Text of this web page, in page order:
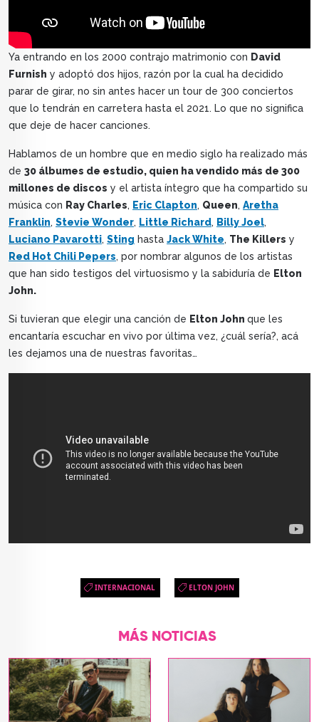
Ya entrando en los 2000 contrajo matrimonio con David
Furnish y adoptó dos hijos, razón por la cual ha decidido
parar de girar, no sin antes hacer un tour de 300 conciertos
que lo tendrán en carretera hasta el 2021. Lo que no significa
que deje de hacer canciones.
Hablamos de un hombre que en medio siglo ha realizado más
de 30 álbumes de estudio, quien ha vendido más de 300
millones de discos y el artista íntegro que ha compartido su
música con Ray Charles, Eric Clapton, Queen, Aretha
Franklin, Stevie Wonder, Little Richard, Billy Joel,
Luciano Pavarotti, Sting hasta Jack White, The Killers y
Red Hot Chili Pepers, por nombrar algunos de los artistas
que han sido testigos del virtuosismo y la sabiduría de Elton
John.
Si tuvieran que elegir una canción de Elton John que les
encantaría escuchar en vivo por última vez, ¿cuál sería?, acá
les dejamos una de nuestras favoritas…
INTERNACIONAL ELTON JOHN
MÁS NOTICIAS